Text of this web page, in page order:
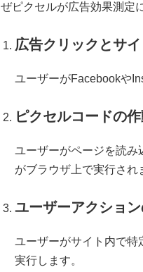
ぜピクセルが広告効果測定
広告クリックとサ
ユーザーがFacebookや
ピクセルコードの
ユーザーがページを読み
がブラウザ上で実行され
ユーザーアクショ
ユーザーがサイト内で特
実行します。